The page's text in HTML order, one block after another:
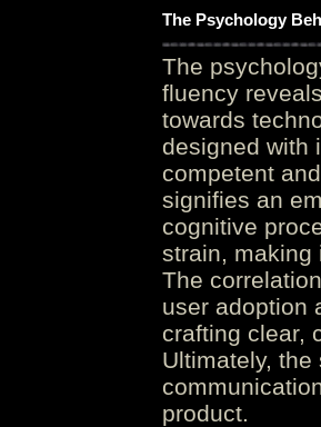
The Psychology
The
fluency
towards
designed with
competent
signifies an
cognitive
strain, making
The
user adoption
crafting clear,
Ultimately,
product.